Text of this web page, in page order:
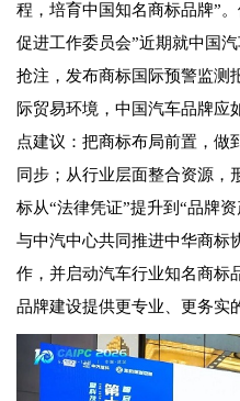
程，培育中国知名商标品牌”
促进工作委员会”近期就中国
抢注，发布商标国际预警监测
际贸易环境，中国汽车品牌应
点建议：把商标布局前置，做
同步；从行业层面整合资源，
标从“法律凭证”提升到“品牌
与中汽中心共同推进中华商标
作，并启动汽车行业知名商标
品牌建设提供更专业、更务实